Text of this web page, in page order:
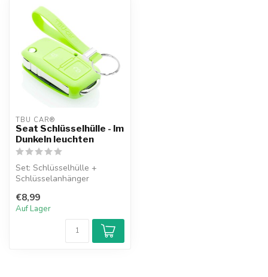
TBU CAR®
Seat Schlüsselhülle - Im
Dunkeln leuchten
Set: Schlüsselhülle +
Schlüsselanhänger
€8,99
Auf Lager